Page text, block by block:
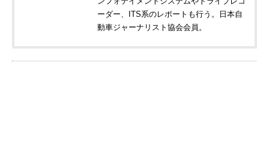
ーダー、ITS系のレポートも行う。日本自
動車ジャーナリスト協会会員。